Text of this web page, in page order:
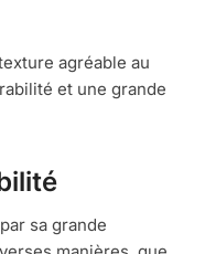
agréable au
et une grande
sa grande